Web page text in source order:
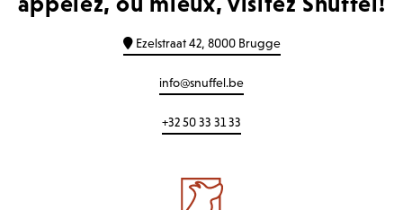
Ezelstraat 42, 8000 Brugge
info@snuffel.be
+32 50 33 31 33